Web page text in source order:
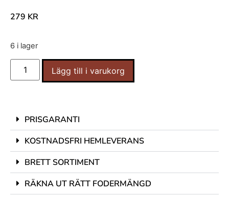
279 KR
6 i lager
Lägg till i varukorg
PRISGARANTI
KOSTNADSFRI HEMLEVERANS
BRETT SORTIMENT
RÄKNA UT RÄTT FODERMÄNGD